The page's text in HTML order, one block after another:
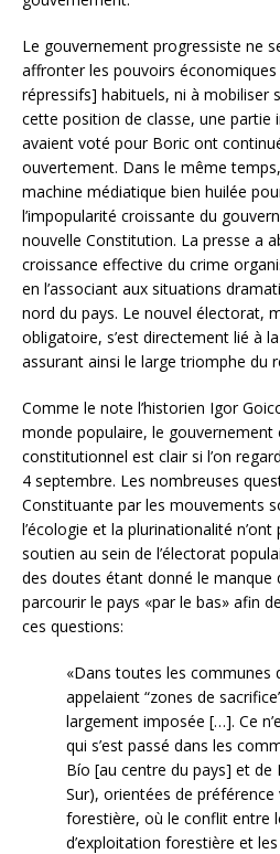
Le gouvernement progressiste ne
affronter les pouvoirs
répressifs] habituels, ni à mobiliser
cette position de classe, une partie
avaient voté pour Boric ont
ouvertement. Dans le même
machine médiatique bien huilée
l’impopularité croissante du
nouvelle Constitution. La presse a
croissance effective du crime
en l’associant aux situations
nord du pays. Le nouvel électorat,
obligatoire, s’est directement lié à
assurant ainsi le large triomphe du
Comme le note l’historien Igor
monde populaire, le gouvernement
constitutionnel est clair si l’on
4 septembre. Les nombreuses
Constituante par les mouvements
l’écologie et la plurinationalité
soutien au sein de l’électorat
des doutes étant donné le manque
parcourir le pays «par le bas» afin
ces questions:
«Dans toutes les communes
appelaient “zones de
largement imposée […]. Ce
qui s’est passé dans les
Bío [au centre du pays] et de
Sur), orientées de préférence
forestière, où le conflit entre
d’exploitation forestière et